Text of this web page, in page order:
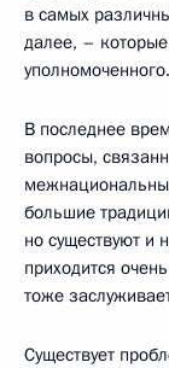
в самых
далее, –
уполномоченного.
В последнее
вопросы,
большие
но существуют и
приходится
тоже
Существует